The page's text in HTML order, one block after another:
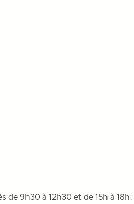
de 9h30 à 12h30 et de 15h à 18h.